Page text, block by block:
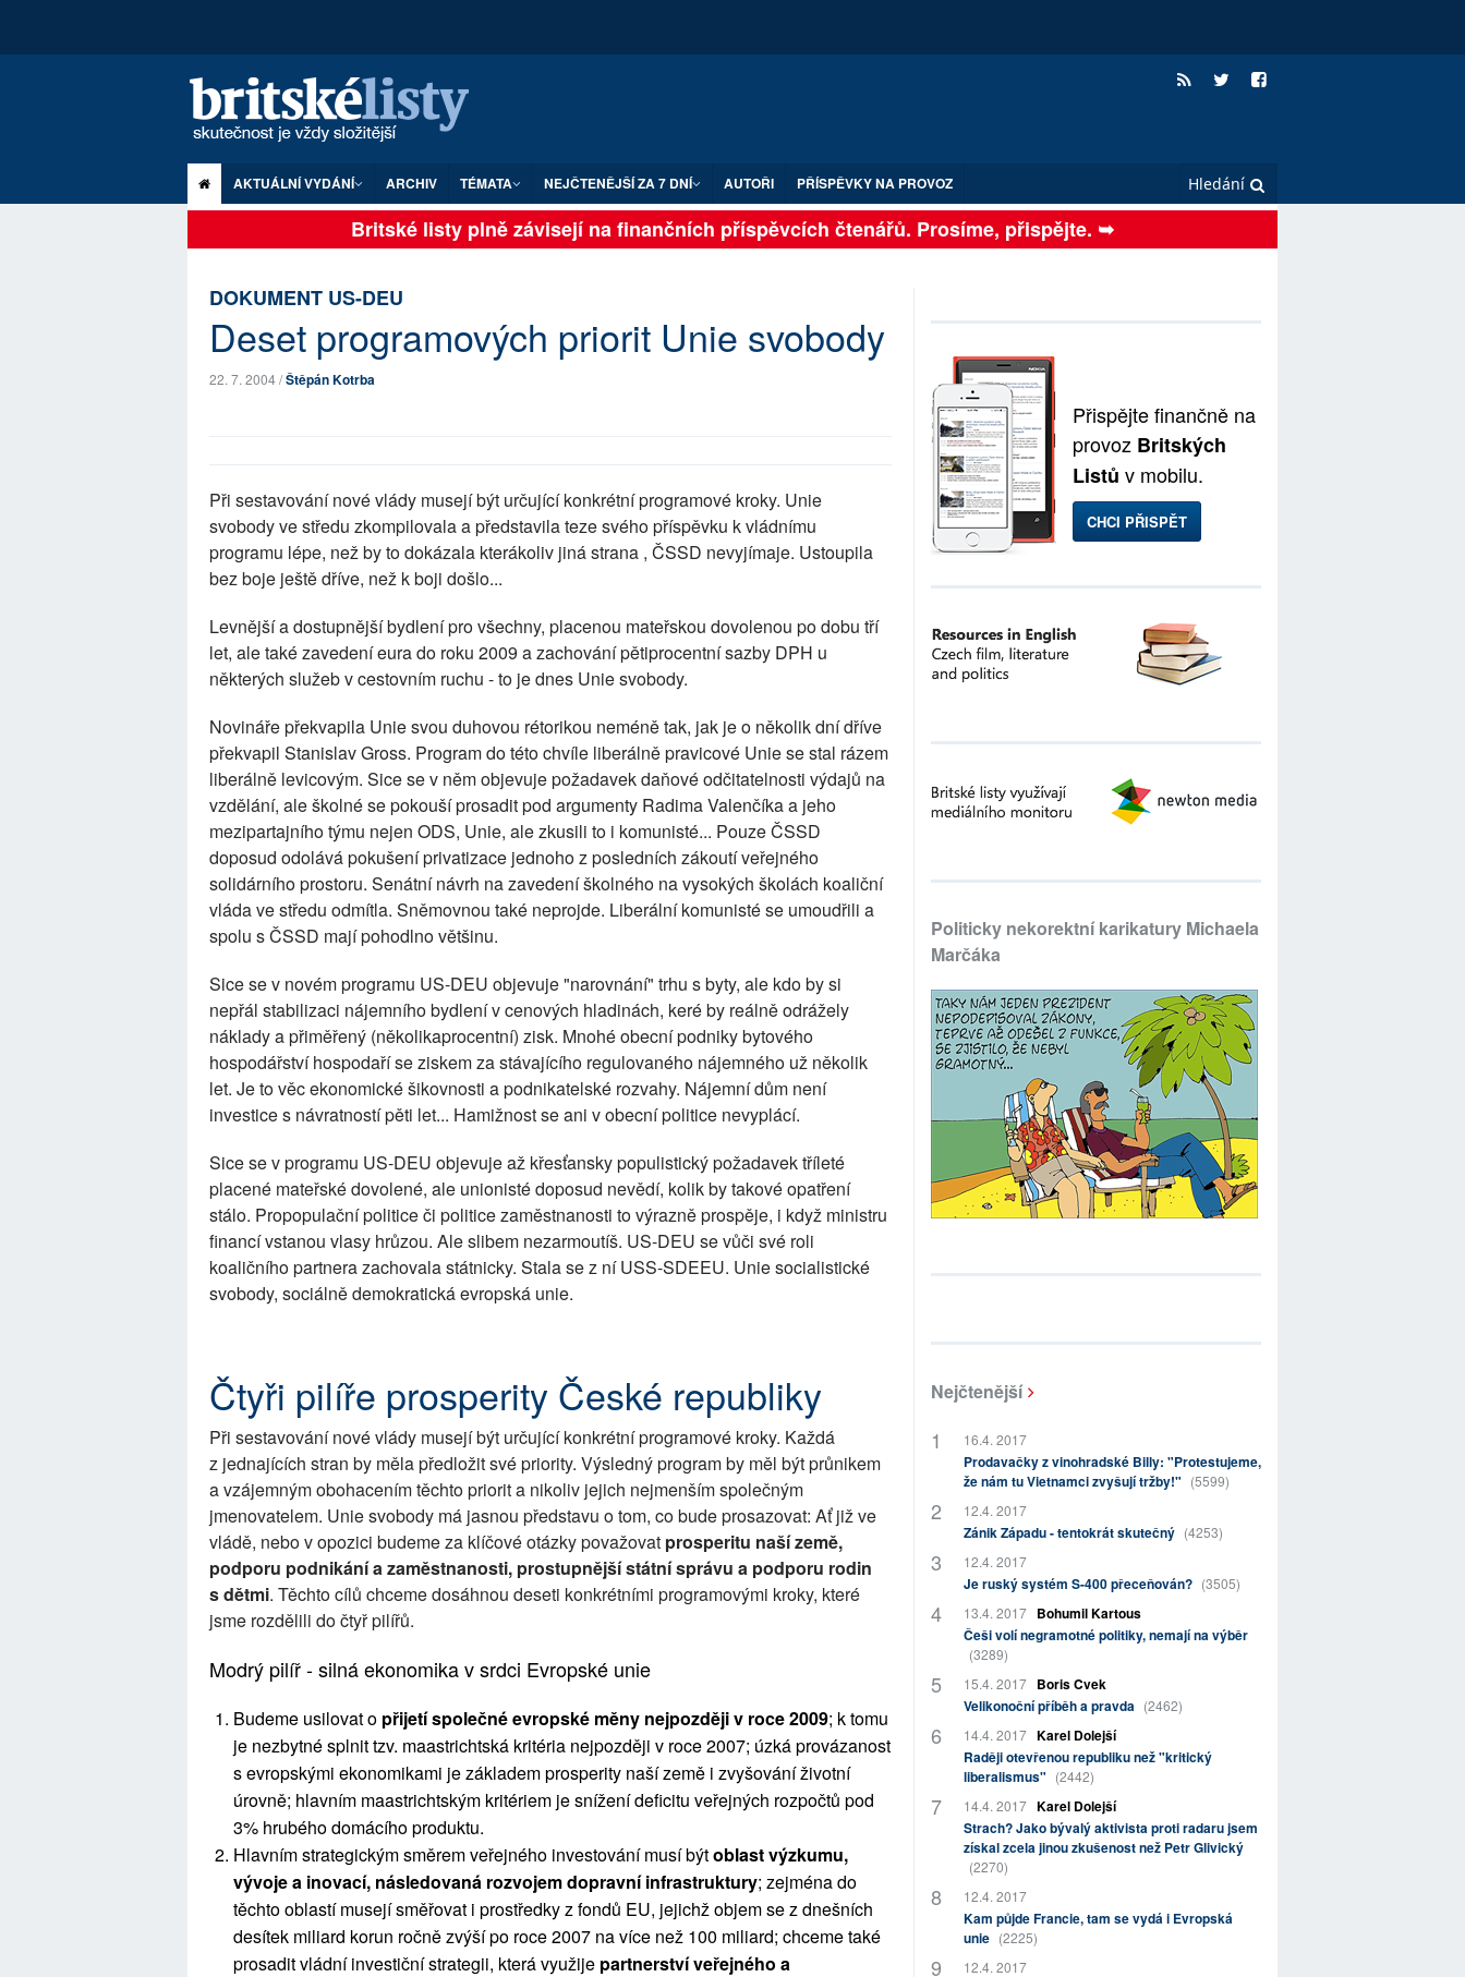
AKTUÁLNÍ VYDÁNÍ ARCHIV TÉMATA NEJČTENĚJŠÍ ZA 7 DNÍ AUTOŘI PŘÍSPĚVKY NA PROVOZ
Britské listy plně závisejí na finančních příspěvcích čtenářů. Prosíme, přispějte. ➥
DOKUMENT US-DEU
Deset programových priorit Unie svobody
22. 7. 2004 /Štěpán Kotrba
Při sestavování nové vlády musejí být určující konkrétní programové kroky. Unie
svobody ve středu zkompilovala a představila teze svého příspěvku k vládnímu
programu lépe, než by to dokázala kterákoliv jiná strana , ČSSD nevyjímaje. Ustoupila
bez boje ještě dříve, než k boji došlo...
Levnější a dostupnější bydlení pro všechny, placenou mateřskou dovolenou po dobu tří
let, ale také zavedení eura do roku 2009 a zachování pětiprocentní sazby DPH u
některých služeb v cestovním ruchu - to je dnes Unie svobody.
Novináře překvapila Unie svou duhovou rétorikou neméně tak, jak je o několik dní dříve
překvapil Stanislav Gross. Program do této chvíle liberálně pravicové Unie se stal rázem
liberálně levicovým. Sice se v něm objevuje požadavek daňové odčitatelnosti výdajů na
vzdělání, ale školné se pokouší prosadit pod argumenty Radima Valenčíka a jeho
mezipartajního týmu nejen ODS, Unie, ale zkusili to i komunisté... Pouze ČSSD
doposud odolává pokušení privatizace jednoho z posledních zákoutí veřejného
solidárního prostoru. Senátní návrh na zavedení školného na vysokých školách koaliční
vláda ve středu odmítla. Sněmovnou také neprojde. Liberální komunisté se umoudřili a
spolu s ČSSD mají pohodlno většinu.
Sice se v novém programu US-DEU objevuje "narovnání" trhu s byty, ale kdo by si
nepřál stabilizaci nájemního bydlení v cenových hladinách, keré by reálně odrážely
náklady a přiměřený (několikaprocentní) zisk. Mnohé obecní podniky bytového
hospodářství hospodaří se ziskem za stávajícího regulovaného nájemného už několik
let. Je to věc ekonomické šikovnosti a podnikatelské rozvahy. Nájemní dům není
investice s návratností pěti let... Hamižnost se ani v obecní politice nevyplácí.
Sice se v programu US-DEU objevuje až křesťansky populistický požadavek tříleté
placené mateřské dovolené, ale unionisté doposud nevědí, kolik by takové opatření
stálo. Propopulační politice či politice zaměstnanosti to výrazně prospěje, i když ministru
financí vstanou vlasy hrůzou. Ale slibem nezarmoutíš. US-DEU se vůči své roli
koaličního partnera zachovala státnicky. Stala se z ní USS-SDEEU. Unie socialistické
svobody, sociálně demokratická evropská unie.
Čtyři pilíře prosperity České republiky
Při sestavování nové vlády musejí být určující konkrétní programové kroky. Každá
z jednajících stran by měla předložit své priority. Výsledný program by měl být průnikem
a vzájemným obohacením těchto priorit a nikoliv jejich nejmenším společným
jmenovatelem. Unie svobody má jasnou představu o tom, co bude prosazovat: Ať již ve
vládě, nebo v opozici budeme za klíčové otázky považovat prosperitu naší země,
podporu podnikání a zaměstnanosti, prostupnější státní správu a podporu rodin
s dětmi. Těchto cílů chceme dosáhnou deseti konkrétními programovými kroky, které
jsme rozdělili do čtyř pilířů.
Modrý pilíř - silná ekonomika v srdci Evropské unie
Budeme usilovat o přijetí společné evropské měny nejpozději v roce 2009; k tomu
je nezbytné splnit tzv. maastrichtská kritéria nejpozději v roce 2007; úzká provázanost
s evropskými ekonomikami je základem prosperity naší země i zvyšování životní
úrovně; hlavním maastrichtským kritériem je snížení deficitu veřejných rozpočtů pod
3% hrubého domácího produktu.
Hlavním strategickým směrem veřejného investování musí býtoblast výzkumu,
vývoje a inovací, následovaná rozvojem dopravní infrastruktury; zejména do
těchto oblastí musejí směřovat i prostředky z fondů EU, jejichž objem se z dnešních
desítek miliard korun ročně zvýší po roce 2007 na více než 100 miliard; chceme také
prosadit vládní investiční strategii, která využije partnerství veřejného a
Přispějte finančně na
provoz Britských
Listů v mobilu.
CHCI PŘISPĚT
Politicky nekorektní karikatury Michaela
Marčáka
Nejčtenější
16.4. 2017
Prodavačky z vinohradské Billy: "Protestujeme,
že nám tu Vietnamci zvyšují tržby!" (5599)
12.4. 2017
Zánik Západu - tentokrát skutečný (4253)
12.4. 2017
Je ruský systém S-400 přeceňován? (3505)
13.4. 2017
Bohumil Kartous
Češi volí negramotné politiky, nemají na výběr
(3289)
15.4. 2017
Boris Cvek
Velikonoční příběh a pravda (2462)
14.4. 2017 Karel Dolejší
Raději otevřenou republiku než "kritický
liberalismus" (2442)
14.4. 2017 Karel Dolejší
Strach? Jako bývalý aktivista proti radaru jsem
získal zcela jinou zkušenost než Petr Glivický
(2270)
12.4. 2017
Kam půjde Francie, tam se vydá i Evropská
unie (2225)
12.4. 2017